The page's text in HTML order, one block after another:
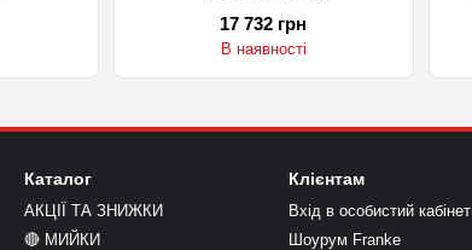
17 732 грн
В наявності
Каталог
АКЦІЇ ТА ЗНИЖКИ
🔴 МИЙКИ
Клієнтам
Вхід в особистий кабінет
Шоурум Franke